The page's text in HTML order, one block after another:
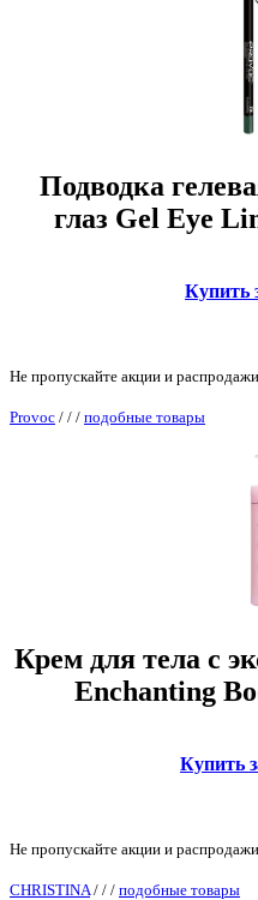
Подводка
глаз Gel Eye
Купить
Не пропускайте акции и
Provoc / / / подобные товары
Крем для тела с
Enchanting
Купить
Не пропускайте акции и
CHRISTINA / / / подобные товары